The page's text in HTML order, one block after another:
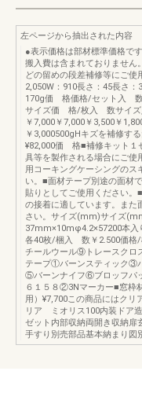
左ページから抽出された内容
●表示価格は部材標準価格で
搬入費は含まれておりません
どの留めの段差補修等にご使
2,050W：910長さ：45長さ
170g価 格価格/セット入
サイズ価 格/枚入 数サイ
￥7,000￥7,000￥3,500￥
￥3,000500gHキズを補修す
¥82,000価 格■補修キット
具等を製作される場合にご
用コーキングケーシングのス
い。■面材テープ別途の面材
貼りとしてご使用ください。
の接着に適しています。また
さい。サイズ(mm)サイズ
37mm×10mφ4.2×57200本入
各40枚/梱入 数￥2.500価格
チールウール⑨トレースク
テープ①バーンスティック③
⑤バーンナイフ⑥ブロッフパ
６１５８②3Nマーカー■窓枠
用）¥7,700この商品にはクリ
リア ミオリス100内装ドア
ゼット内部収納両開き収納扉
手すり別売部品基本納まり図